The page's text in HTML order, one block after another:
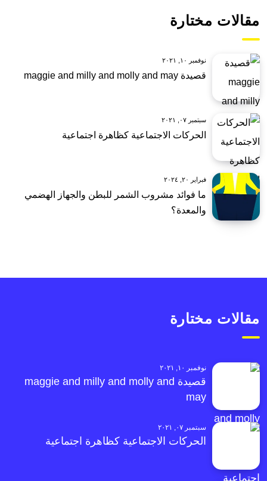
مقالات مختارة
نوفمبر ١٠, ٢٠٢١
قصيدة maggie and milly and molly and may
سبتمبر ٠٧, ٢٠٢١
الحركات الاجتماعية كظاهرة اجتماعية
فبراير ٢٠, ٢٠٢٤
ما فوائد مشروب الشمر للبطن والجهاز الهضمي
والمعدة؟
مقالات مختارة
نوفمبر ١٠, ٢٠٢١
قصيدة maggie and milly and molly and
may
سبتمبر ٠٧, ٢٠٢١
الحركات الاجتماعية كظاهرة اجتماعية